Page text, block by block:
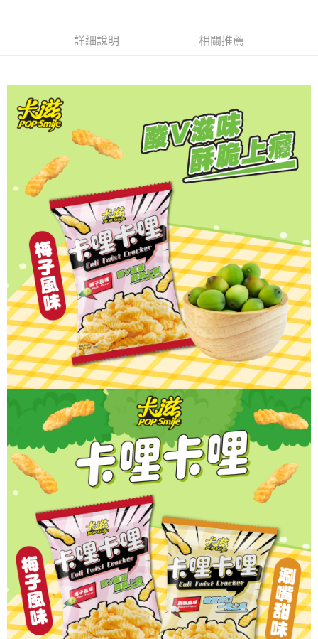
※ 請注意：結帳手續完成當下不需立刻繳費，但若您需要取消訂單，請聯絡
購買商品的店家。未經商家同意取消之訂單仍視為有效，需透過AFTEE先享
是否繳費成功／繳費後需取消欲退款等相關疑問，請聯繫「AFTEE先享後付
客戶支援中心」
【注意事項】
１．透過由恩沛科技股份有限公司提供之「AFTEE先享後付」服務完成之交
易，需依本服務之必要範圍內提供個人資料，並將交易相關給付款項請求債
權轉讓予恩沛科技股份有限公司。
２．關於個人資料處理事宜，請瀏覽以下網址：
https://aftee.tw/terms/#terms3
３．未成年的使用者請事先徵得法定代理人或監護人之同意方可使用
「AFTEE先享後付」，若未經同意申辦者引起之損失，本公司不負相關責
４．使用「AFTEE先享後付」時，將依據個別帳號之用戶狀況，依本公司即
時審查核予不同之上限額度；若仍有額度不足之情形，本公司將視審查結果
請求用戶進行身份認證。
５．嚴禁一人註冊多個帳號或使用他人資訊註冊。若發現惡意使用之情形，
恩沛科技股份有限公司將有權停止該用戶之使用額度並採取法律行動。
每筆NT$65，滿NT$490(含以上)免運費
7-11取貨付款
每筆NT$65，滿NT$490(含以上)免運費
付款後7-11取貨
每筆NT$65，滿NT$490(含以上)免運費
宅配(本島)
每筆NT$100，滿NT$790(含以上)免運費
付款後寶雅門市自取(由倉庫統一出貨)
每筆NT$80，滿NT$290(含以上)免運費
詳細說明 相關推薦